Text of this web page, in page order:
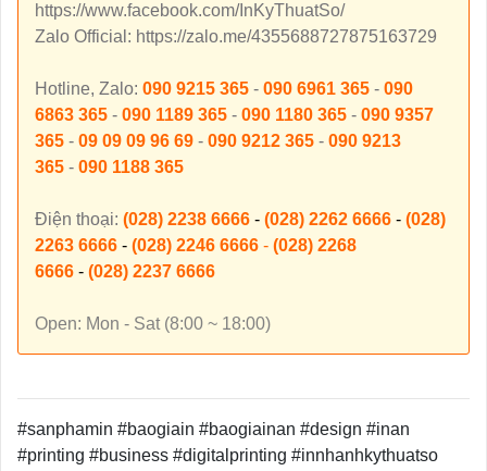
https://www.facebook.com/InKyThuatSo/
Zalo Official: https://zalo.me/4355688727875163729
Hotline, Zalo: 090 9215 365 - 090 6961 365 - 090
6863 365 - 090 1189 365 - 090 1180 365 - 090 9357
365 - 09 09 09 96 69 - 090 9212 365 - 090 9213
365 - 090 1188 365
Điện thoại: (028) 2238 6666 - (028) 2262 6666 - (028)
2263 6666 - (028) 2246 6666 - (028) 2268
6666 - (028) 2237 6666
Open: Mon - Sat (8:00 ~ 18:00)
#sanphamin #baogiain #baogiainan #design #inan
#printing #business #digitalprinting #innhanhkythuatso